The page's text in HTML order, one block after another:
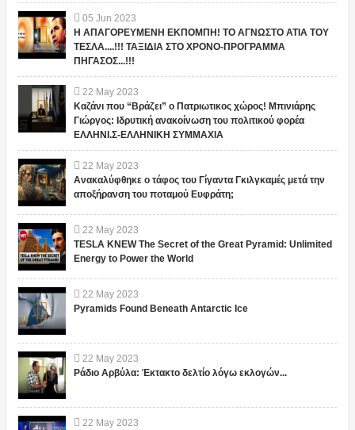
05 Jun 2023
Η ΑΠΑΓΟΡΕΥΜΕΝΗ ΕΚΠΟΜΠΗ! ΤΟ ΑΓΝΩΣΤΟ ΑΤΙΑ ΤΟΥ
ΤΕΣΛΑ....!!! ΤΑΞΙΔΙΑ ΣΤΟ ΧΡΟΝΟ-ΠΡΟΓΡΑΜΜΑ
ΠΗΓΑΣΟΣ...!!!
22 May 2023
Καζάνι που “Βράζει” ο Πατριωτικος χώρος! Μπινιάρης
Γιώργος: Ιδρυτική ανακοίνωση του πολιτικού φορέα
ΕΛΛΗΝΙ.Σ-ΕΛΛΗΝΙΚΗ ΣΥΜΜΑΧΙΑ
22 May 2023
Ανακαλύφθηκε ο τάφος του Γίγαντα Γκιλγκαμές μετά την
αποξήρανση του ποταμού Ευφράτη;
22 May 2023
TESLA KNEW The Secret of the Great Pyramid: Unlimited
Energy to Power the World
22 May 2023
Pyramids Found Beneath Antarctic Ice
22 May 2023
Ράδιο Αρβύλα: Έκτακτο δελτίο λόγω εκλογών...
22 May 2023